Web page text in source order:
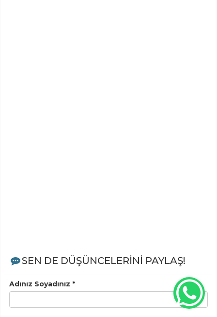
SEN DE DÜŞÜNCELERİNİ PAYLAŞ!
Adınız Soyadınız *